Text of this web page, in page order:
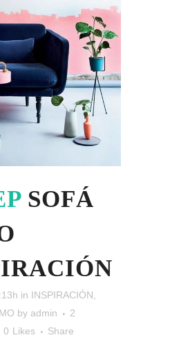
SOFÁ
in INSPIRACIÓN
by admin
2
0 Likes Share